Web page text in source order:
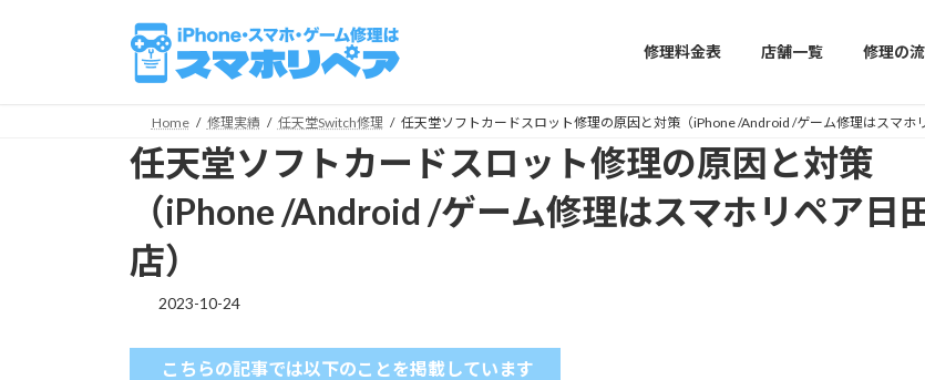
修理料金表 店舗一覧 修理の
Home 修理実績 任天堂Switch修理 任天堂ソフトカードスロット修理の原因と対策（iPhone /Android /ゲーム修理はスマホ
任天堂ソフトカードスロット修理の原因と対策
（iPhone /Android /ゲーム修理はスマホリペア日
店）
2023-10-24
こちらの記事では以下のことを掲載しています